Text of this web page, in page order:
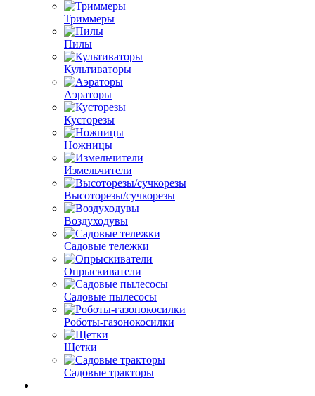
Триммеры
Пилы
Культиваторы
Аэраторы
Кусторезы
Ножницы
Измельчители
Высоторезы/сучкорезы
Воздуходувы
Садовые тележки
Опрыскиватели
Садовые пылесосы
Роботы-газонокосилки
Щетки
Садовые тракторы